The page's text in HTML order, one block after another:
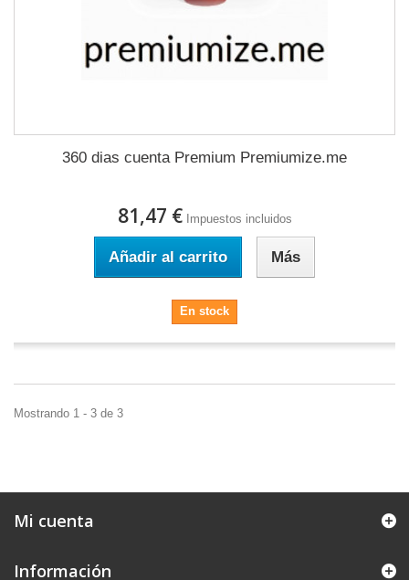
360 dias cuenta Premium Premiumize.me
81,47 € Impuestos incluidos
Añadir al carrito Más
En stock
Mostrando 1 - 3 de 3
Mi cuenta
Información